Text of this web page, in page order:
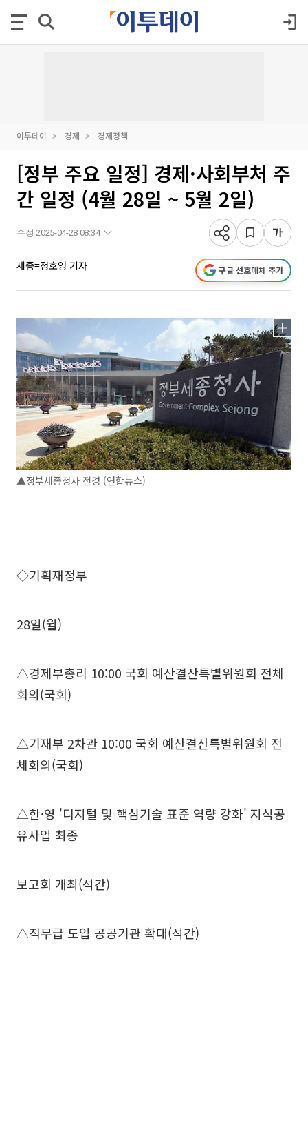
이투데이 경제 경제정책
[정부 주요 일정] 경제·사회부처 주
간 일정 (4월 28일 ~ 5월 2일)
수정 2025-04-28 08:34
세종=정호영 기자 구글 선호매체 추가
▲정부세종청사 전경 (연합뉴스)
◇기획재정부
28일(월)
△경제부총리 10:00 국회 예산결산특별위원회 전체
회의(국회)
△기재부 2차관 10:00 국회 예산결산특별위원회 전
체회의(국회)
△한·영 '디지털 및 핵심기술 표준 역량 강화' 지식공
유사업 최종
보고회 개최(석간)
△직무급 도입 공공기관 확대(석간)